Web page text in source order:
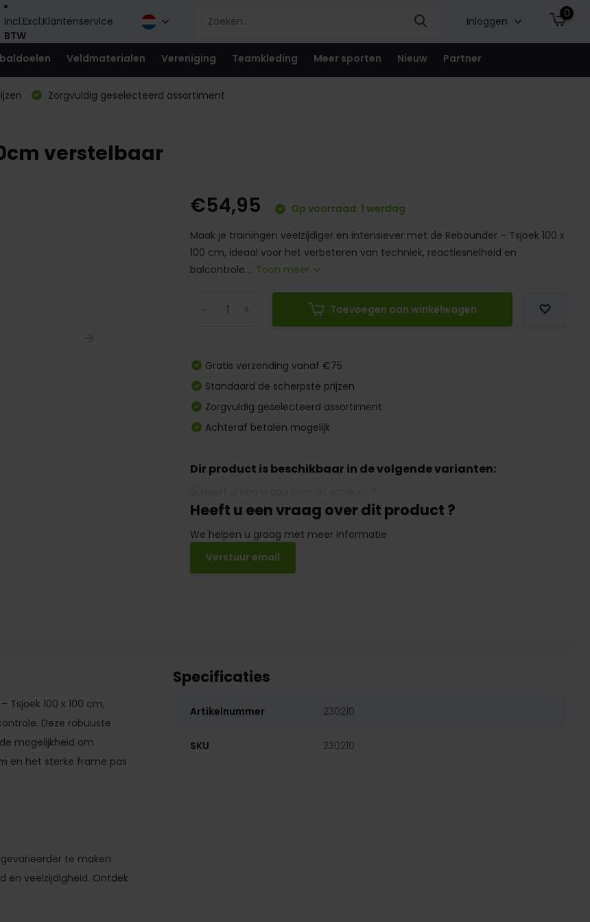
Incl.Excl.
BTW
Klantenservice Inloggen
0
Veldmaterialen Vereniging Teamkleding Meer sporten Nieuw Partner
Zorgvuldig geselecteerd assortiment
verstelbaar
€54,95
Op voorraad: 1 werdag
Maak je trainingen veelzijdiger en intensiever met de Rebounder – Tsjoek 100 x
100 cm, ideaal voor het verbeteren van techniek, reactiesnelheid en
balcontrole.... Toon meer
Toevoegen aan winkelwagen
Gratis verzending vanaf €75
Standaard de scherpste prijzen
Zorgvuldig geselecteerd assortiment
Achteraf betalen mogelijk
Dir product is beschikbaar in de volgende varianten:
Heeft u een vraag over dit product ?
We helpen u graag met meer informatie
Verstuur email
100 x 100 cm,
Deze robuuste
mogelijkheid om
en het sterke frame pas
te maken.
en veelzijdigheid. Ontdek
Specificaties
Artikelnummer 230210
SKU 230210